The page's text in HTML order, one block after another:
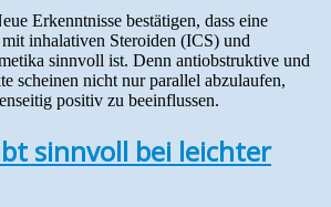
Erkenntnisse bestätigen, dass eine
inhalativen Steroiden (ICS) und
sinnvoll ist. Denn antiobstruktive und
scheinen nicht nur parallel abzulaufen,
positiv zu beeinflussen.
sinnvoll bei leichter